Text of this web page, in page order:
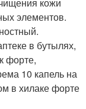
кожи
элементов.
в бутылях,
форте,
10 капель на
в хилаке форте